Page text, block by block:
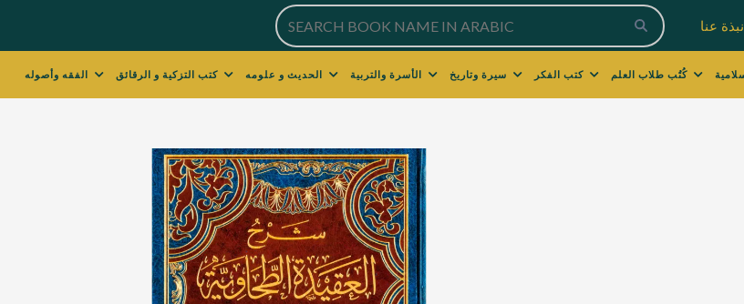
نبذة عنا